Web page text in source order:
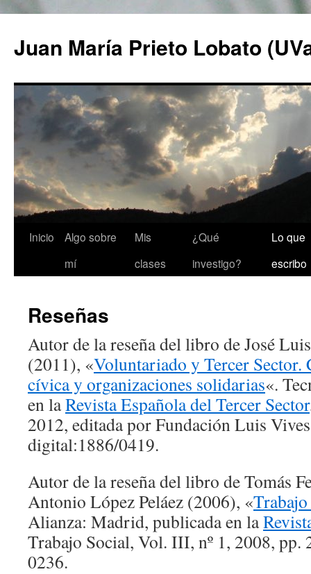
contenido
Juan María Prieto Lobato
Inicio
Algo sobre
mí
Mis
clases
¿Qué
investigo?
Lo que
escribo
Reseñas
Autor de la reseña del libro de José
(2011), «Voluntariado y Tercer
cívica y organizaciones solidarias«.
en laRevista Española del Tercer Sector
2012, editada por Fundación Luis
digital:1886/0419.
Autor de la reseña del libro de Tomás
Antonio López Peláez (2006), «
Alianza: Madrid, publicada en la
Trabajo Social, Vol. III, nº 1, 2008, pp.
0236.